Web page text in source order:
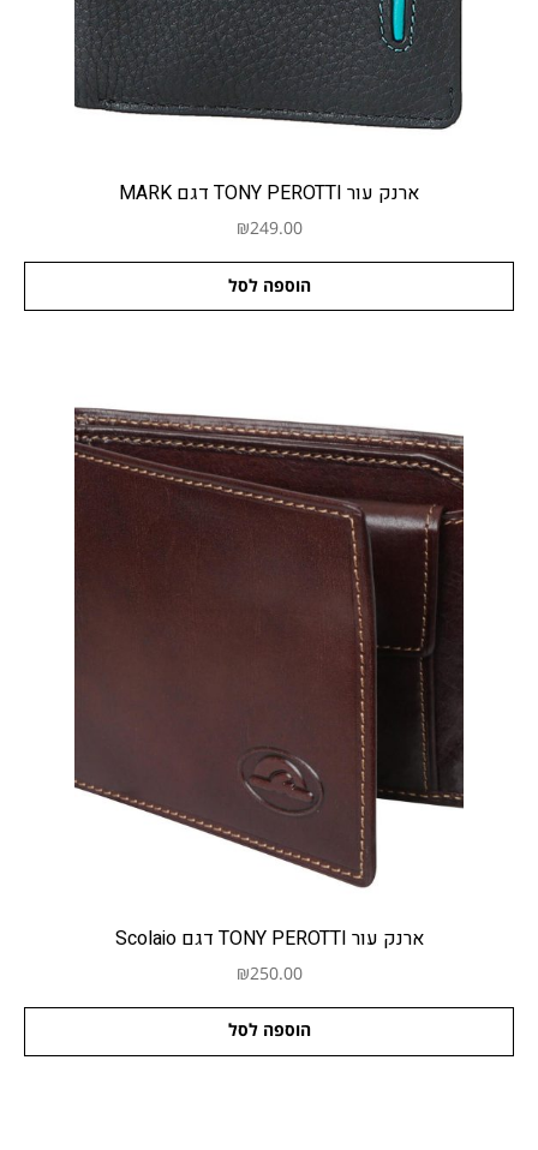
ארנק עור TONY PEROTTI דגם MARK
₪249.00
הוספה לסל
ארנק עור TONY PEROTTI דגם Scolaio
₪250.00
הוספה לסל